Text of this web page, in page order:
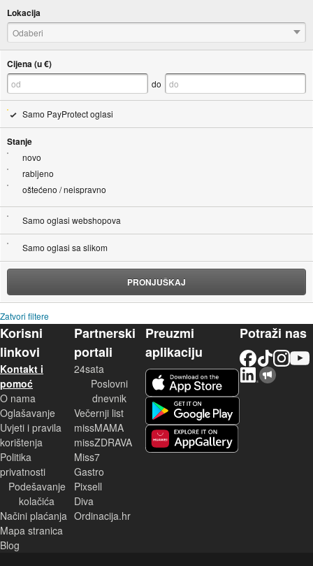
Lokacija
Odaberi
Cijena (u €)
do
Samo PayProtect oglasi
Stanje
novo
rabljeno
oštećeno / neispravno
Samo oglasi webshopova
Samo oglasi sa slikom
PRONJUŠKAJ
Zatvori filtere
Korisni
linkovi
Kontakt i
pomoć
O nama
Oglašavanje
Uvjeti i pravila
korištenja
Politika
privatnosti
Podešavanje
kolačića
Načini plaćanja
Mapa stranica
Blog
Partnerski
portali
24sata
Poslovni
dnevnik
Večernji list
missMAMA
missZDRAVA
Miss7
Gastro
Pixsell
Diva
Ordinacija.hr
Preuzmi
aplikaciju
Potraži nas